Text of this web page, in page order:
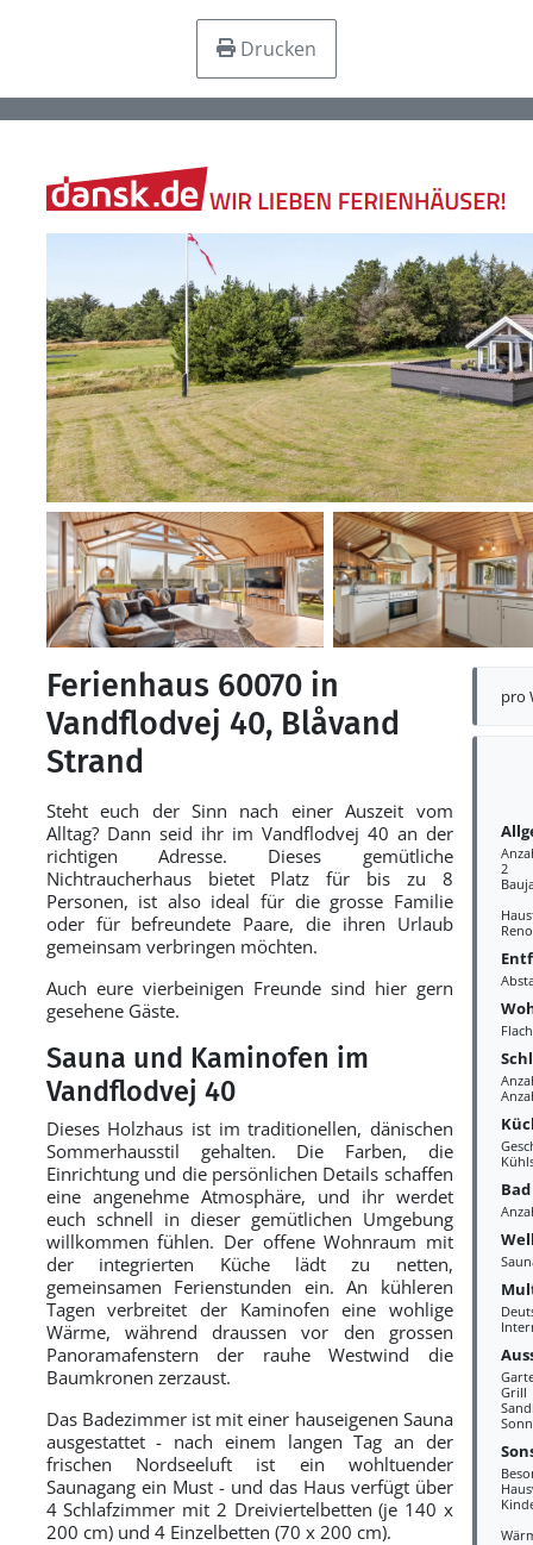
Drucken
pro
2
Bad
Grill
Ferienhaus 60070 in
Vandflodvej 40, Blåvand
Strand
Steht euch der Sinn nach einer Auszeit vom
Alltag? Dann seid ihr im Vandflodvej 40 an der
richtigen Adresse. Dieses gemütliche
Nichtraucherhaus bietet Platz für bis zu 8
Personen, ist also ideal für die grosse Familie
oder für befreundete Paare, die ihren Urlaub
gemeinsam verbringen möchten.
Auch eure vierbeinigen Freunde sind hier gern
gesehene Gäste.
Sauna und Kaminofen im
Vandflodvej 40
Dieses Holzhaus ist im traditionellen, dänischen
Sommerhausstil gehalten. Die Farben, die
Einrichtung und die persönlichen Details schaffen
eine angenehme Atmosphäre, und ihr werdet
euch schnell in dieser gemütlichen Umgebung
willkommen fühlen. Der offene Wohnraum mit
der integrierten Küche lädt zu netten,
gemeinsamen Ferienstunden ein. An kühleren
Tagen verbreitet der Kaminofen eine wohlige
Wärme, während draussen vor den grossen
Panoramafenstern der rauhe Westwind die
Baumkronen zerzaust.
Das Badezimmer ist mit einer hauseigenen Sauna
ausgestattet - nach einem langen Tag an der
frischen Nordseeluft ist ein wohltuender
Saunagang ein Must - und das Haus verfügt über
4 Schlafzimmer mit 2 Dreiviertelbetten (je 140 x
200 cm) und 4 Einzelbetten (70 x 200 cm).